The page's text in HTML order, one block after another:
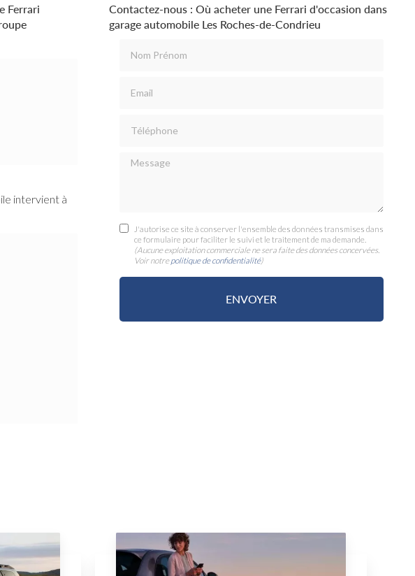
Ferrari
intervient à
Contactez-nous : Où acheter une Ferrari d'occasion dans
garage automobile Les Roches-de-Condrieu
Message
J'autorise ce site à conserver l'ensemble des données transmises dans
ce formulaire pour faciliter le suivi et le traitement de ma demande.
(Aucune exploitation commerciale ne sera faite des données concervées.
Voir notrepolitique de confidentialité)